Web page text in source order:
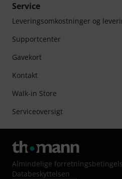
Service
Leveringsomkostninger og
Supportcenter
Gavekort
Kontakt
Walk-in Store
Serviceoversigt
Almindelige
Databeskyttelsen